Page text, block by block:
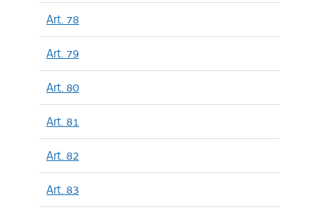
Art. 78
Art. 79
Art. 80
Art. 81
Art. 82
Art. 83